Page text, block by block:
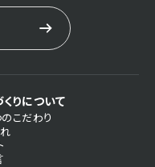
りについて
こだわり